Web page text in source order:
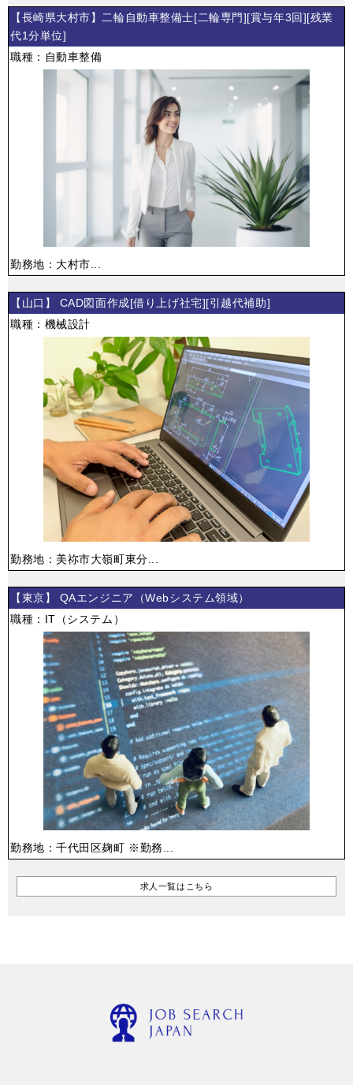
【長崎県大村市】二輪自動車整備士[二輪専門][賞与年3回][残業
代1分単位]
職種：自動車整備
勤務地：大村市...
【山口】 CAD図面作成[借り上げ社宅][引越代補助]
職種：機械設計
勤務地：美祢市大嶺町東分...
【東京】 QAエンジニア（Webシステム領域）
職種：IT（システム）
勤務地：千代田区麹町 ※勤務...
求人一覧はこちら